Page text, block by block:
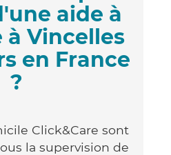
aide à
Vincelles
en France
?
Click&Care sont
la supervision de